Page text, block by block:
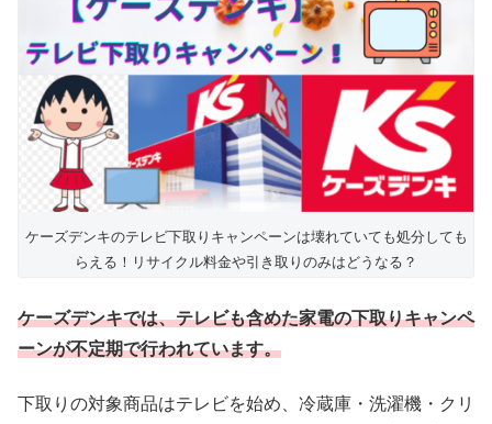
ケーズデンキのテレビ下取りキャンペーンは壊れていても処分しても
らえる！リサイクル料金や引き取りのみはどうなる？
ケーズデンキでは、テレビも含めた家電の下取りキャンペ
ーンが不定期で行われています。
下取りの対象商品はテレビを始め、冷蔵庫・洗濯機・クリ